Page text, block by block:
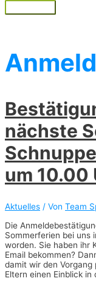
Hauptmenü
nächste
um 10.00
Aktuelles / Von Team
Die
Sommerferien bei uns
worden. Sie haben ihr
Email bekommen?
damit wir den Vorgang
Eltern einen Einblick in